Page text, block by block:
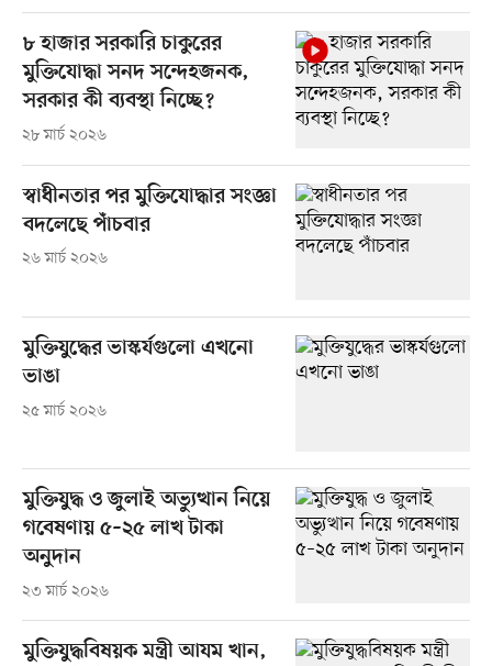
৮ হাজার সরকারি চাকুরের
মুক্তিযোদ্ধা সনদ সন্দেহজনক,
সরকার কী ব্যবস্থা নিচ্ছে?
২৮ মার্চ ২০২৬
স্বাধীনতার পর মুক্তিযোদ্ধার সংজ্ঞা
বদলেছে পাঁচবার
২৬ মার্চ ২০২৬
মুক্তিযুদ্ধের ভাস্কর্যগুলো এখনো
ভাঙা
২৫ মার্চ ২০২৬
মুক্তিযুদ্ধ ও জুলাই অভ্যুত্থান নিয়ে
গবেষণায় ৫–২৫ লাখ টাকা
অনুদান
২৩ মার্চ ২০২৬
মুক্তিযুদ্ধবিষয়ক মন্ত্রী আযম খান,